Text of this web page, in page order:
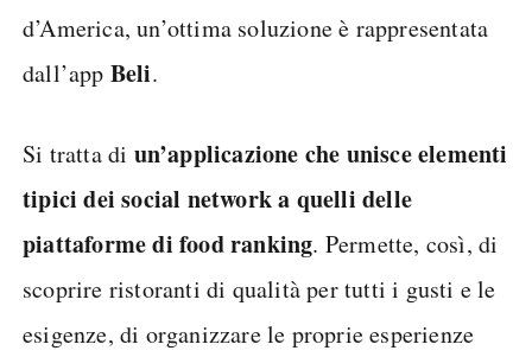
d’America, un’ottima soluzione è rappresentata
dall’app Beli.
Si tratta di un’applicazione che unisce elementi
tipici dei social networka quelli delle
piattaforme di food ranking. Permette, così, di
scoprire ristoranti di qualità per tutti i gusti e le
esigenze, di organizzare le proprie esperienze